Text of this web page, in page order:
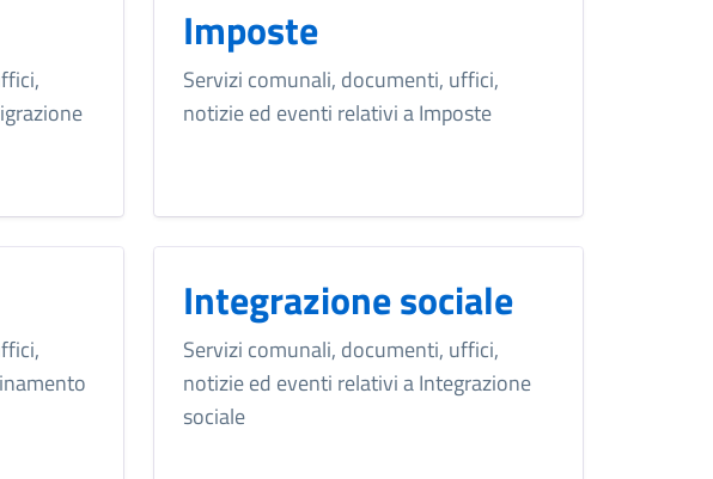
Imposte
Servizi comunali, documenti, uffici,
notizie ed eventi relativi a Imposte
Integrazione sociale
Servizi comunali, documenti, uffici,
notizie ed eventi relativi a Integrazione
sociale